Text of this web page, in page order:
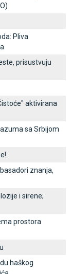
Pliva
prisustvuju
aktivirana
sa Srbijom
znanja,
i sirene;
prostora
haškog